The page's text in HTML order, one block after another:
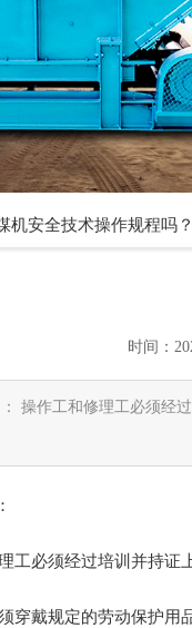
机安全技术操作规程吗？
时间：
操作工和修理工必须经
工必须经过培训并持证
穿戴规定的劳动保护用